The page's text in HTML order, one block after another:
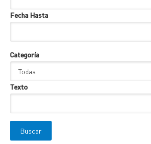
Fecha Hasta
Categoría
Texto